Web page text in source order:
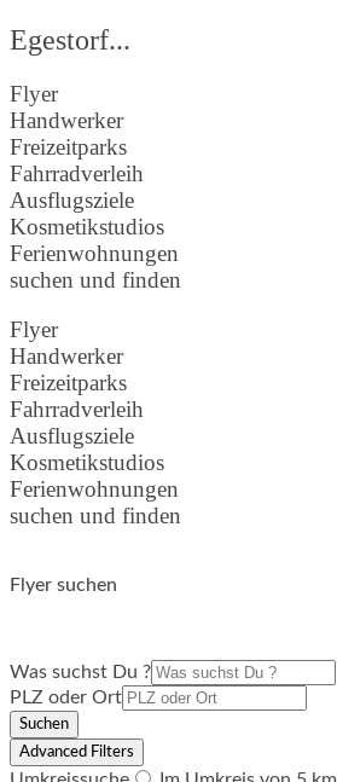
Egestorf...
Flyer
Handwerker
Freizeitparks
Fahrradverleih
Ausflugsziele
Kosmetikstudios
Ferienwohnungen
suchen und finden
Flyer
Handwerker
Freizeitparks
Fahrradverleih
Ausflugsziele
Kosmetikstudios
Ferienwohnungen
suchen und finden
Flyer suchen
Was suchst Du ?
PLZ oder Ort
Suchen
Advanced Filters